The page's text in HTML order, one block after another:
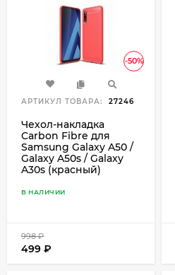
-50%
АРТИКУЛ ТОВАРА: 27246
Чехол-накладка
Carbon Fibre для
Samsung Galaxy A50 /
Galaxy A50s / Galaxy
A30s (красный)
В НАЛИЧИИ
998₽
499 ₽